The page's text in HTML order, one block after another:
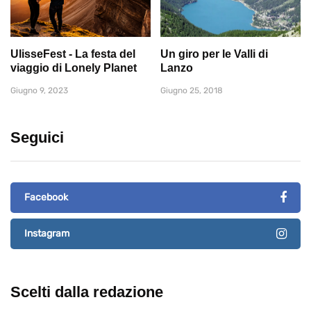
UlisseFest - La festa del
viaggio di Lonely Planet
Giugno 9, 2023
Un giro per le Valli di
Lanzo
Giugno 25, 2018
Seguici
Facebook
Instagram
Scelti dalla redazione